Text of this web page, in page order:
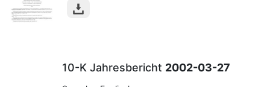
10-K Jahresbericht 2002-03-27